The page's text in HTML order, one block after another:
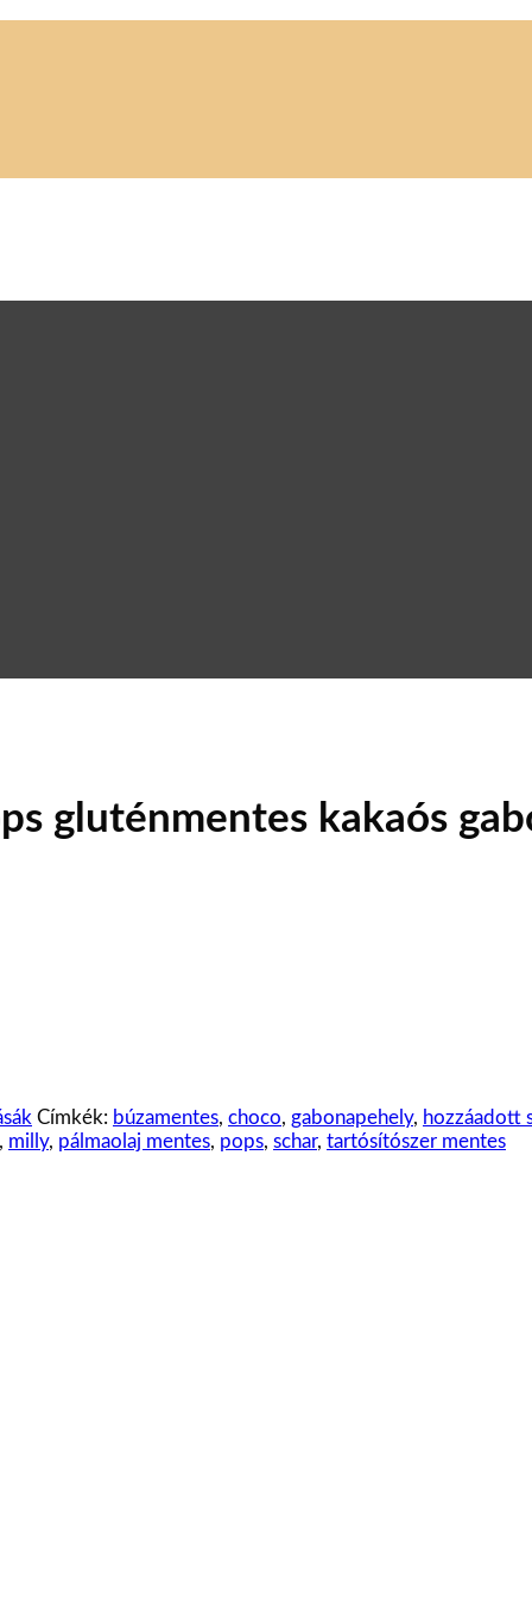
gluténmentes kakaós
Címkék: búzamentes, choco, gabonapehely, hozzáadott
, milly, pálmaolaj mentes, pops, schar, tartósítószer mentes